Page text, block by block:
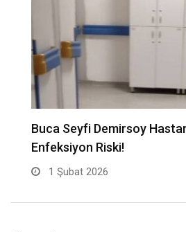
Buca Seyfi Demirsoy
Enfeksiyon Riski!
1 Şubat 2026